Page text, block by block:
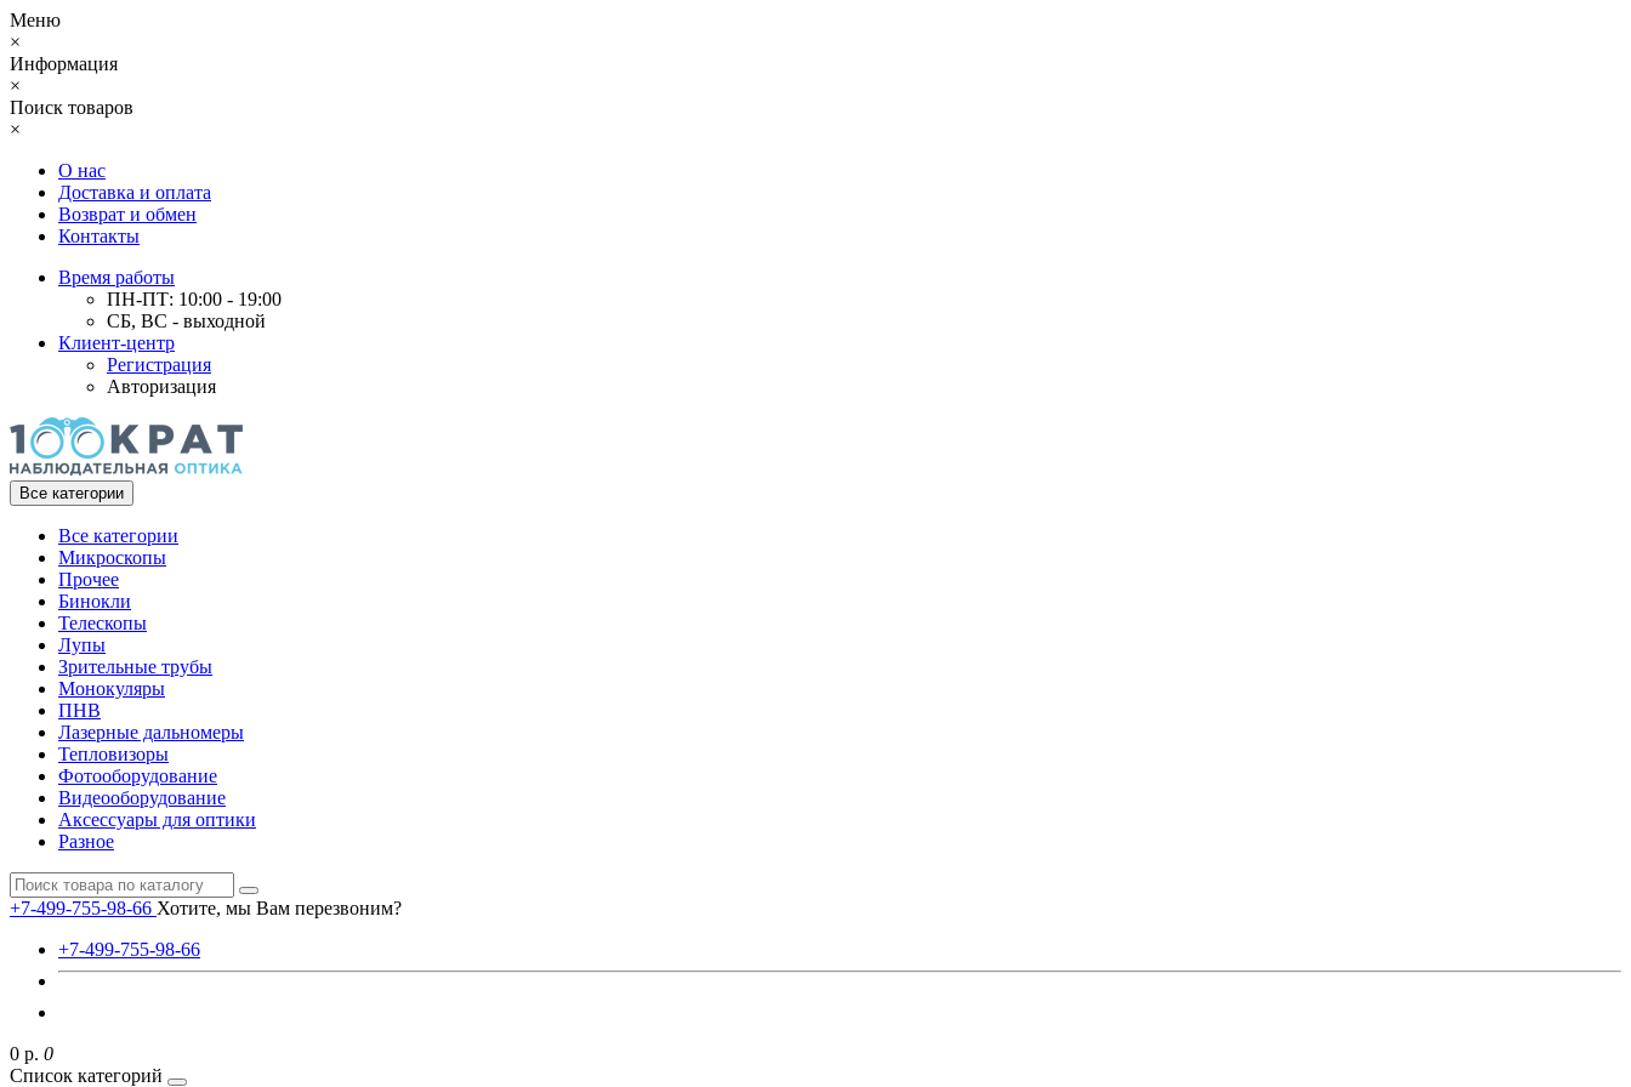
Меню
×
Информация
×
Поиск товаров
×
О нас
Доставка и оплата
Возврат и обмен
Контакты
Время работы
ПН-ПТ: 10:00 - 19:00
СБ, ВС - выходной
Клиент-центр
Регистрация
Авторизация
Все категории
Все категории
Микроскопы
Прочее
Бинокли
Телескопы
Лупы
Зрительные трубы
Монокуляры
ПНВ
Лазерные дальномеры
Тепловизоры
Фотооборудование
Видеооборудование
Аксессуары для оптики
Разное
+7-499-755-98-66 Хотите, мы Вам перезвоним?
+7-499-755-98-66
0 р. 0
Список категорий